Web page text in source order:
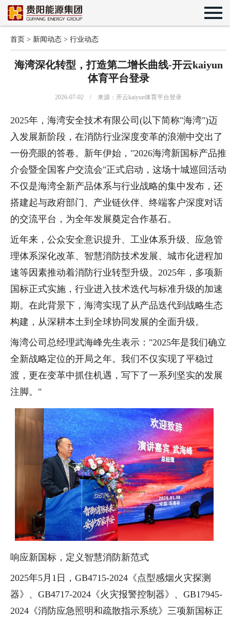
首页 > 新闻动态 >行业动态
海湾深化转型，打造第二增长曲线-开云kaiyun
体育平台登录
2026-07-02 / 来源：开云kaiyun体育平台登录
2025年，海湾安全技术有限公司(以下简称"海湾")迈
入发展新阶段，在消防行业深度变革的浪潮中交出了
一份亮眼的答卷。新年伊始，"2026海湾新国标产品推
介会暨全国客户交流会"正式启动，这场十城巡回活动
不仅是海湾全新产品体系与行业战略的集中发布，还
搭建起与政府部门、产业链伙伴、终端客户深度对话
的交流平台，为全年发展奠定合作基石。
近年来，公众安全意识提升、工业体系升级、应急管
理体系深化改革、智慧消防技术发展、城市化进程加
速等因素推动着消防行业转型升级。2025年，多项新
国标正式实施，行业进入技术迭代与标准升级的加速
期。在此背景下，海湾实现了从产品迭代到战略生态
构建，从深耕本土到全球协同发展的全面升级。
海湾公司总经理武海峰先生表示："2025年是我们确立
全新战略定位的开局之年。我们不仅实现了平稳过
渡，更在变革中抓住机遇，写下了一系列坚实的发展
注脚。"
响应新国标，定义智慧消防新范式
2025年5月1日，GB4715-2024《点型感烟火灾探测
器》、GB4717-2024《火灾报警控制器》、GB17945-
2024《消防应急照明和疏散指示系统》三项新国标正